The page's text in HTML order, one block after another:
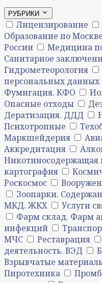
РУБРИКИ
Лицензирование
Образование по
России
Медицина
Санитарное
Гидрометеорология
персональных данных
Фумигация. КФО
Опасные отходы
Дератизация. ДДД
Психотропные
Маркшейдерия
Аккредитация
Никотиносодержащая
картография
Роскосмос
Зоопарки.
МКД. ЖКХ
Услуги
Фарм склад. Фарм
инфекций
МЧС
Реставрация
деятельность. ВЭД
Взрывчатые
Пиротехника